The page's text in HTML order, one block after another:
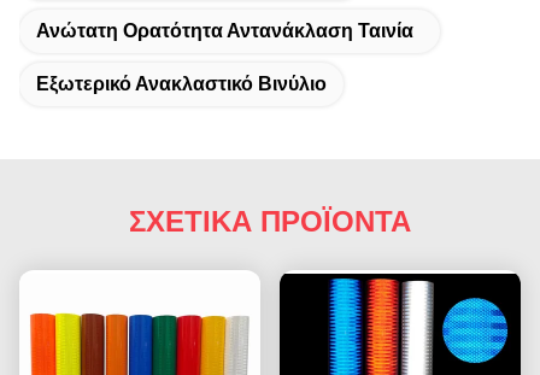
Ανώτατη Ορατότητα Αντανάκλαση Ταινία
Εξωτερικό Ανακλαστικό Βινύλιο
ΣΧΕΤΙΚΑ ΠΡΟΪΟΝΤΑ